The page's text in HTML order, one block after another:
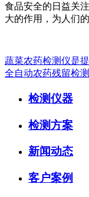
食品安全的日益关
大的作用，为人们
蔬菜农药检测仪是
全自动农药残留检
检测仪器
检测方案
新闻动态
客户案例